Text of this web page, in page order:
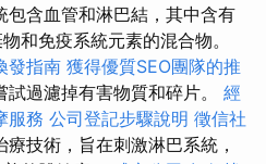
包含血管和淋巴結，其中含有
和免疫系統元素的混合物。
發指南 獲得優質SEO團隊的推
過濾掉有害物質和碎片。 經
服務 公司登記步驟說明 徵信社
技術，旨在刺激淋巴系統，